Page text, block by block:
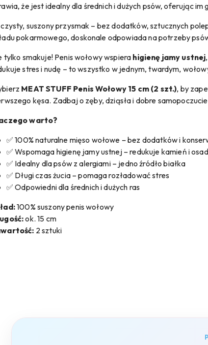
że jest idealny dla średnich i dużych psów, oferując im
czysty, suszony przysmak – bez dodatków, sztucznych
pokarmowego, doskonale odpowiada na potrzeby
tylko smakuje! Penis wołowy wspiera higienę jamy ustnej
stres i nudę – to wszystko w jednym, twardym,
MEAT STUFF Penis Wołowy 15 cm (2 szt.), by
kęsa. Zadbaj o zęby, dziąsła i dobre
warto?
✅ 100% naturalne mięso wołowe – bez dodatków i
✅ Wspomaga higienę jamy ustnej – redukuje kamień i osad
✅ Idealny dla psów z alergiami – jedno źródło białka
✅ Długi czas żucia – pomaga rozładować stres
✅ Odpowiedni dla średnich i dużych ras
100% suszony penis wołowy
ok. 15 cm
2 sztuki